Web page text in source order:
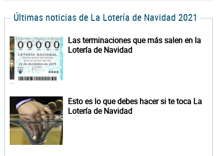
Últimas noticias de La Lotería de Navidad 2021
Las terminaciones que más salen en la
Lotería de Navidad
Esto es lo que debes hacer si te toca La
Lotería de Navidad